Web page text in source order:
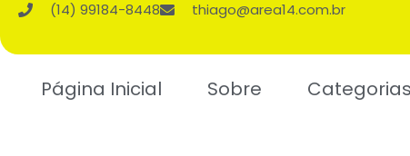
(14) 99184-8448 thiago@area14.com.br
Página Inicial Sobre Categorias